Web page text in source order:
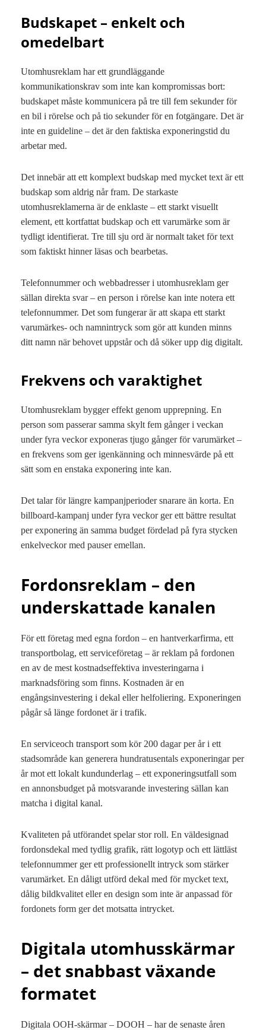
Budskapet – enkelt och
omedelbart
Utomhusreklam har ett grundläggande
kommunikationskrav som inte kan kompromissas bort:
budskapet måste kommunicera på tre till fem sekunder för
en bil i rörelse och på tio sekunder för en fotgängare. Det är
inte en guideline – det är den faktiska exponeringstid du
arbetar med.
Det innebär att ett komplext budskap med mycket text är ett
budskap som aldrig når fram. De starkaste
utomhusreklamerna är de enklaste – ett starkt visuellt
element, ett kortfattat budskap och ett varumärke som är
tydligt identifierat. Tre till sju ord är normalt taket för text
som faktiskt hinner läsas och bearbetas.
Telefonnummer och webbadresser i utomhusreklam ger
sällan direkta svar – en person i rörelse kan inte notera ett
telefonnummer. Det som fungerar är att skapa ett starkt
varumärkes- och namnintryck som gör att kunden minns
ditt namn när behovet uppstår och då söker upp dig digitalt.
Frekvens och varaktighet
Utomhusreklam bygger effekt genom upprepning. En
person som passerar samma skylt fem gånger i veckan
under fyra veckor exponeras tjugo gånger för varumärket –
en frekvens som ger igenkänning och minnesvärde på ett
sätt som en enstaka exponering inte kan.
Det talar för längre kampanjperioder snarare än korta. En
billboard-kampanj under fyra veckor ger ett bättre resultat
per exponering än samma budget fördelad på fyra stycken
enkelveckor med pauser emellan.
Fordonsreklam – den
underskattade kanalen
För ett företag med egna fordon – en hantverkarfirma, ett
transportbolag, ett serviceföretag – är reklam på fordonen
en av de mest kostnadseffektiva investeringarna i
marknadsföring som finns. Kostnaden är en
engångsinvestering i dekal eller helfoliering. Exponeringen
pågår så länge fordonet är i trafik.
En serviceoch transport som kör 200 dagar per år i ett
stadsområde kan generera hundratusentals exponeringar per
år mot ett lokalt kundunderlag – ett exponeringsutfall som
en annonsbudget på motsvarande investering sällan kan
matcha i digital kanal.
Kvaliteten på utförandet spelar stor roll. En väldesignad
fordonsdekal med tydlig grafik, rätt logotyp och ett lättläst
telefonnummer ger ett professionellt intryck som stärker
varumärket. En dåligt utförd dekal med för mycket text,
dålig bildkvalitet eller en design som inte är anpassad för
fordonets form ger det motsatta intrycket.
Digitala utomhusskärmar
– det snabbast växande
formatet
Digitala OOH-skärmar – DOOH – har de senaste åren